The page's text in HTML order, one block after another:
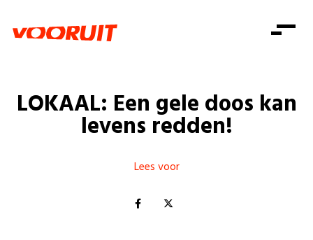
Zorg
Gelijke kansen
Welzijn
Consumentenbescherming
Onze mensen
Standpunten
Vacatures
Doe mee
Doe mee
Word lid
Shop
Login
LOKAAL: Een gele doos kan
levens redden!
Lees voor